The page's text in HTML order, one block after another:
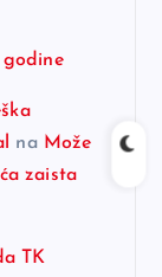
godine
na Može
zaista
TK